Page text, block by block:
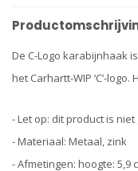
De C-Logo karabijnhaak
het Carhartt-WIP ‘C’-
- Let op: dit product is
- Materiaal: Metaal, zink
- Afmetingen: hoogte: 5,9